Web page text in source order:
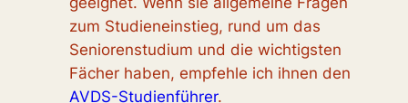
zum Studieneinstieg, rund um das
Seniorenstudium und die wichtigsten
Fächer haben, empfehle ich ihnen den
AVDS-Studienführer.